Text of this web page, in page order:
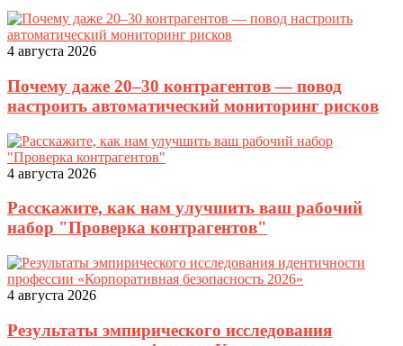
4 августа 2026
Почему даже 20–30 контрагентов — повод
настроить автоматический мониторинг рисков
4 августа 2026
Расскажите, как нам улучшить ваш рабочий
набор "Проверка контрагентов"
4 августа 2026
Результаты эмпирического исследования